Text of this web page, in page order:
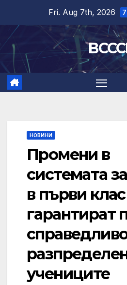
content
Fri. Aug 7th, 2026
НОВИНИ
Промени в
системата
в първи клас
гарантират
учениците